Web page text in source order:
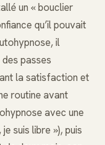
un « bouclier
qu’il pouvait
il
passes
la satisfaction et
routine avant
avec une
suis libre »), puis